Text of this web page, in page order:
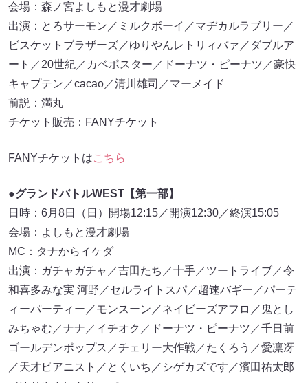
会場：森ノ宮よしもと漫才劇場
出演：とろサーモン／ミルクボーイ／マヂカルラブリー／
ビスケットブラザーズ／ゆりやんレトリィバァ／ダブルア
ート／20世紀／カベポスター／ドーナツ・ピーナツ／豪快
キャプテン／cacao／清川雄司／マーメイド
前説：満丸
チケット販売：FANYチケット
FANYチケットはこちら
●グランドバトルWEST【第一部】
日時：6月8日（日）開場12:15／開演12:30／終演15:05
会場：よしもと漫才劇場
MC：タナからイケダ
出演：ガチャガチャ／吉田たち／十手／ツートライブ／令
和喜多みな実 河野／セルライトスパ／超速バギー／パーテ
ィーパーティー／モンスーン／ネイビーズアフロ／鬼とし
みちゃむ／ナナ／イチオク／ドーナツ・ピーナツ／千日前
ゴールデンポップス／チェリー大作戦／たくろう／愛凛冴
／天才ピアニスト／とくいち／シゲカズです／濱田祐太郎